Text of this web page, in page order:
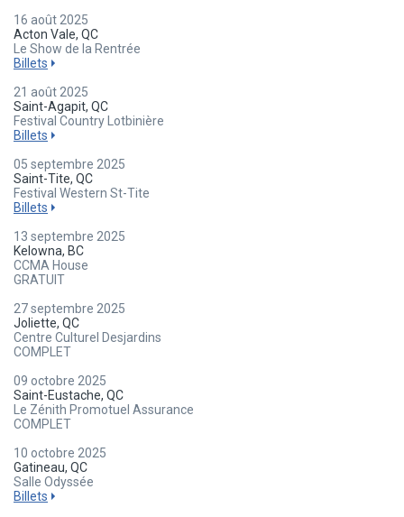
16 août 2025
Acton Vale, QC
Le Show de la Rentrée
Billets
21 août 2025
Saint-Agapit, QC
Festival Country Lotbinière
Billets
05 septembre 2025
Saint-Tite, QC
Festival Western St-Tite
Billets
13 septembre 2025
Kelowna, BC
CCMA House
GRATUIT
27 septembre 2025
Joliette, QC
Centre Culturel Desjardins
COMPLET
09 octobre 2025
Saint-Eustache, QC
Le Zénith Promotuel Assurance
COMPLET
10 octobre 2025
Gatineau, QC
Salle Odyssée
Billets